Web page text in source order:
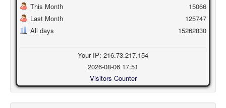
This Month
Last Month
All days
15066
125747
15262830
Your IP: 216.73.217.154
2026-08-06 17:51
Visitors Counter